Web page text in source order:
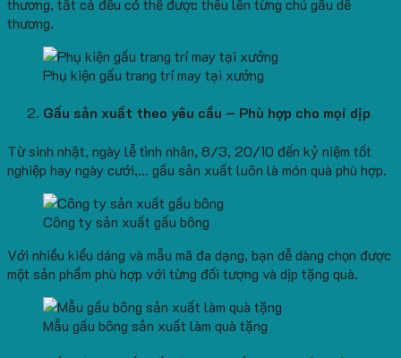
thương, tất cả đều có thể được thêu lên từng chú gấu dễ
thương.
Phụ kiện gấu trang trí may tại xưởng
Gấu sản xuất theo yêu cầu – Phù hợp cho mọi dịp
Từ sinh nhật, ngày lễ tình nhân, 8/3, 20/10 đến kỷ niệm tốt
nghiệp hay ngày cưới,… gấu sản xuất luôn là món quà phù hợp.
Công ty sản xuất gấu bông
Với nhiều kiểu dáng và mẫu mã đa dạng, bạn dễ dàng chọn được
một sản phẩm phù hợp với từng đối tượng và dịp tặng quà.
Mẫu gấu bông sản xuất làm quà tặng